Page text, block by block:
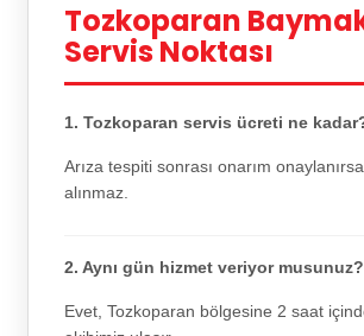
Tozkoparan
Servis Noktası
1. Tozkoparan servis ücreti ne
Arıza tespiti sonrası onarım
alınmaz.
2. Aynı gün hizmet veriyor musunuz?
Evet, Tozkoparan bölgesine 2 saat